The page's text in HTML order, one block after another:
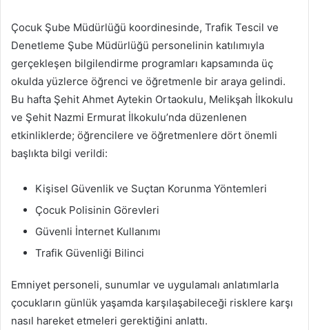
Çocuk Şube Müdürlüğü koordinesinde, Trafik Tescil ve
Denetleme Şube Müdürlüğü personelinin katılımıyla
gerçekleşen bilgilendirme programları kapsamında üç
okulda yüzlerce öğrenci ve öğretmenle bir araya gelindi.
Bu hafta Şehit Ahmet Aytekin Ortaokulu, Melikşah İlkokulu
ve Şehit Nazmi Ermurat İlkokulu’nda düzenlenen
etkinliklerde; öğrencilere ve öğretmenlere dört önemli
başlıkta bilgi verildi:
Kişisel Güvenlik ve Suçtan Korunma Yöntemleri
Çocuk Polisinin Görevleri
Güvenli İnternet Kullanımı
Trafik Güvenliği Bilinci
Emniyet personeli, sunumlar ve uygulamalı anlatımlarla
çocukların günlük yaşamda karşılaşabileceği risklere karşı
nasıl hareket etmeleri gerektiğini anlattı.